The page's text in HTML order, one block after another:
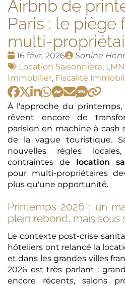
Airbnb de
Paris : le piège
multi-
Date
:
16 févr. 2026
Publié
par
Sonine
Tags
:
Location Saisonnière,
Immobilier, Fiscalité
À l'approche du
rêvent encore de
parisien en machine à cash
de la vague touristique.
nouvelles règles
contraintes de location
pour multi-propriétaires
plus qu'une opportunité.
Printemps 2026 : un
plein rebond, mais sous
Le contexte post-crise
hôteliers ont relancé la
et dans les grandes villes
2026 est très parlant :
encore récents, salons